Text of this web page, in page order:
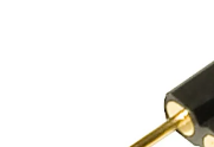
Motor/Styring